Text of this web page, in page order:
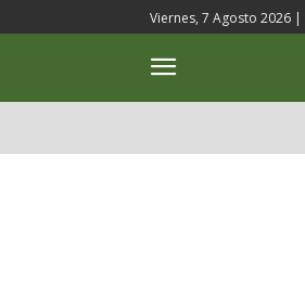
Viernes, 7 Agosto 2026 |